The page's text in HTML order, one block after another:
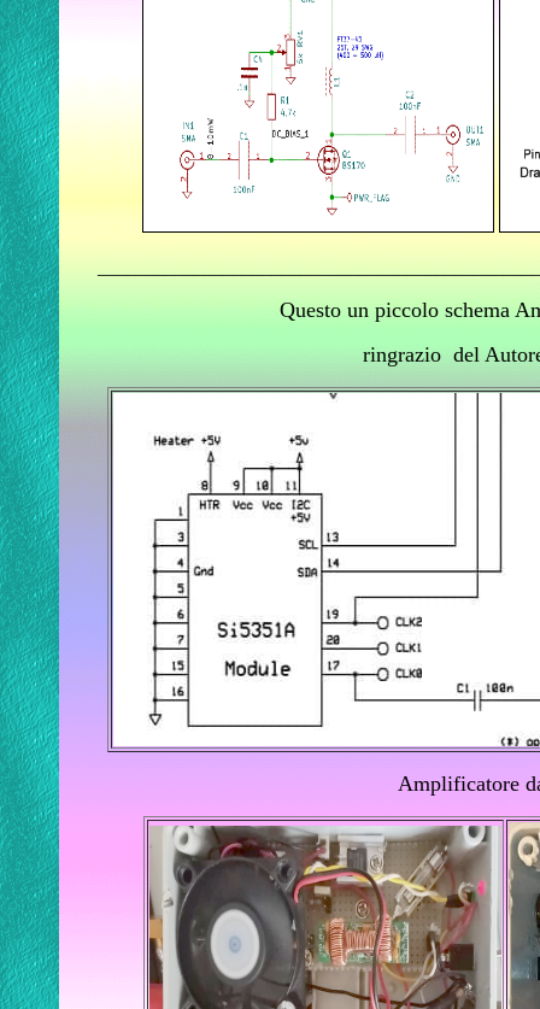
Questo un piccolo schema
ringrazio del
Amplificatore